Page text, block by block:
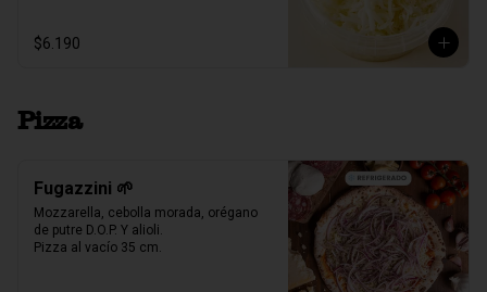
$6.190
Pizza
Fugazzini 🌱
Mozzarella, cebolla morada, orégano
de putre D.O.P. Y alioli.
Pizza al vacío 35 cm.